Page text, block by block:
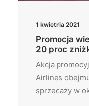
1 kwietnia 2021
Promocja
20 proc
Akcja
Airlines
sprzedaży w